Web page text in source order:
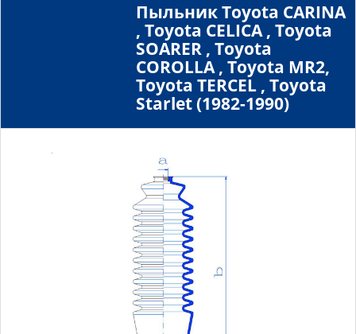
Пыльник Toyota CARINA
, Toyota CELICA , Toyota
SOARER , Toyota
COROLLA , Toyota MR2,
Toyota TERCEL , Toyota
Starlet (1982-1990)